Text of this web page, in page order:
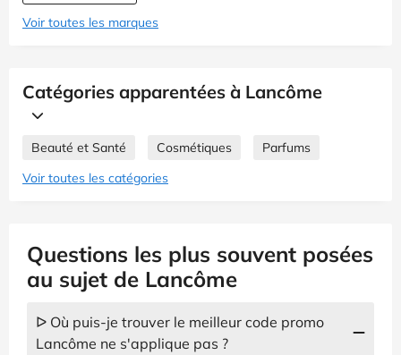
Voir toutes les marques
Catégories apparentées à Lancôme
Beauté et Santé Cosmétiques
Parfums
Voir toutes les catégories
Questions les plus souvent posées
au sujet de Lancôme
ᐅ Où puis-je trouver le meilleur code promo
Lancôme ne s'applique pas ?